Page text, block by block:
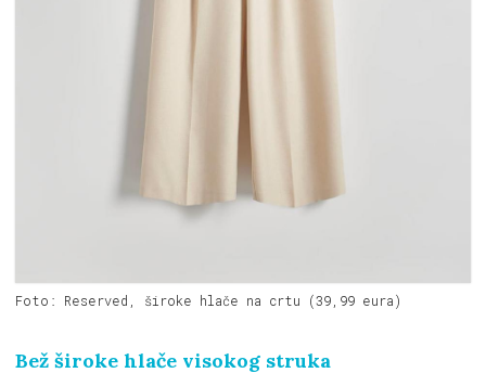
Foto: Reserved, široke hlače na crtu (39,99 eura)
Bež široke hlače visokog struka